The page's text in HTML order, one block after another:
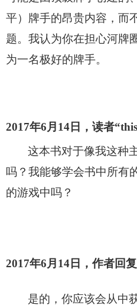
平）牌手的昂贵内容，而
题。我认为你在担心河牌
为一名极好的牌手。
2017年6月14日，读者
这本书对于像我这种
吗？我能够学会书中所有
的游戏中吗？
2017年6月14日，作者回复
是的，你应该会从中